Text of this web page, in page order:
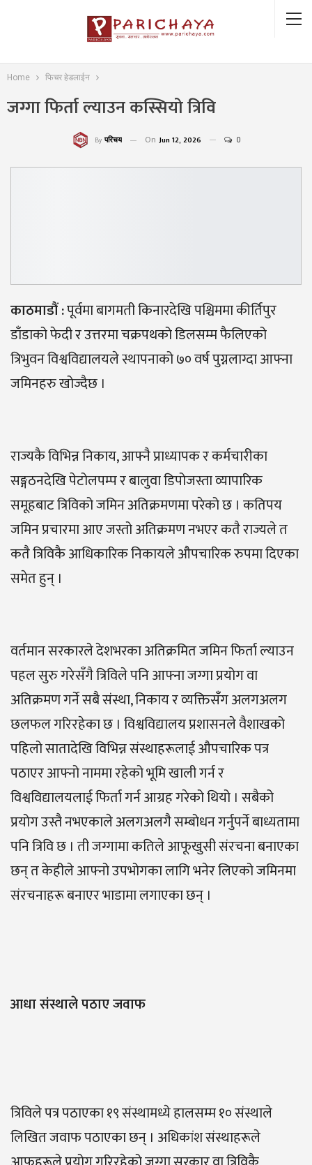
Home फिचर हेडलाईन
जग्गा फिर्ता ल्याउन कस्सियो त्रिवि
By परिचय On Jun 12, 2026 0
काठमाडौं:पूर्वमा बागमती किनारदेखि पश्चिममा कीर्तिपुर
डाँडाको फेदी र उत्तरमा चक्रपथको डिलसम्म फैलिएको
त्रिभुवन विश्वविद्यालयले स्थापनाको ७० वर्ष पुग्नलाग्दा आफ्ना
जमिनहरु खोज्दैछ ।
राज्यकै विभिन्न निकाय, आफ्नै प्राध्यापक र कर्मचारीका
सङ्गठनदेखि पेटोलपम्प र बालुवा डिपोजस्ता व्यापारिक
समूहबाट त्रिविको जमिन अतिक्रमणमा परेको छ । कतिपय
जमिन प्रचारमा आए जस्तो अतिक्रमण नभएर कतै राज्यले त
कतै त्रिविकै आधिकारिक निकायले औपचारिक रुपमा दिएका
समेत हुन् ।
वर्तमान सरकारले देशभरका अतिक्रमित जमिन फिर्ता ल्याउन
पहल सुरु गरेसँगै त्रिविले पनि आफ्ना जग्गा प्रयोग वा
अतिक्रमण गर्ने सबै संस्था, निकाय र व्यक्तिसँग अलगअलग
छलफल गरिरहेका छ । विश्वविद्यालय प्रशासनले वैशाखको
पहिलो सातादेखि विभिन्न संस्थाहरूलाई औपचारिक पत्र
पठाएर आफ्नो नाममा रहेको भूमि खाली गर्न र
विश्वविद्यालयलाई फिर्ता गर्न आग्रह गरेको थियो । सबैको
प्रयोग उस्तै नभएकाले अलगअलगै सम्बोधन गर्नुपर्ने बाध्यतामा
पनि त्रिवि छ । ती जग्गामा कतिले आफूखुसी संरचना बनाएका
छन् त केहीले आफ्नो उपभोगका लागि भनेर लिएको जमिनमा
संरचनाहरू बनाएर भाडामा लगाएका छन् ।
आधा संस्थाले पठाए जवाफ
त्रिविले पत्र पठाएका १९ संस्थामध्ये हालसम्म १० संस्थाले
लिखित जवाफ पठाएका छन् । अधिकांश संस्थाहरूले